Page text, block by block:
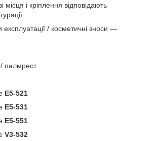
місця і кріплення відповідають
експлуатації / косметичні зноси —
палмрест
E5‑521
E5‑531
E5‑551
V3‑532